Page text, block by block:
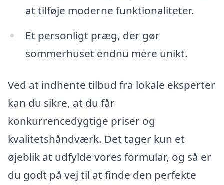
at tilføje moderne funktionaliteter.
Et personligt præg, der gør
sommerhuset endnu mere unikt.
Ved at indhente tilbud fra lokale eksperter
kan du sikre, at du får
konkurrencedygtige priser og
kvalitetshåndværk. Det tager kun et
øjeblik at udfylde vores formular, og så er
du godt på vej til at finde den perfekte